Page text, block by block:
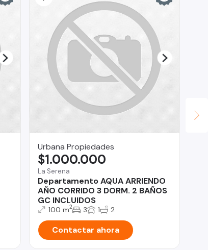
Urbana Propiedades
La Serena
Departamento AQUA ARRIENDO
AÑO CORRIDO 3 DORM. 2 BAÑOS
GC INCLUIDOS
$1.000.000
100 m2 3 1 2
Contactar ahora